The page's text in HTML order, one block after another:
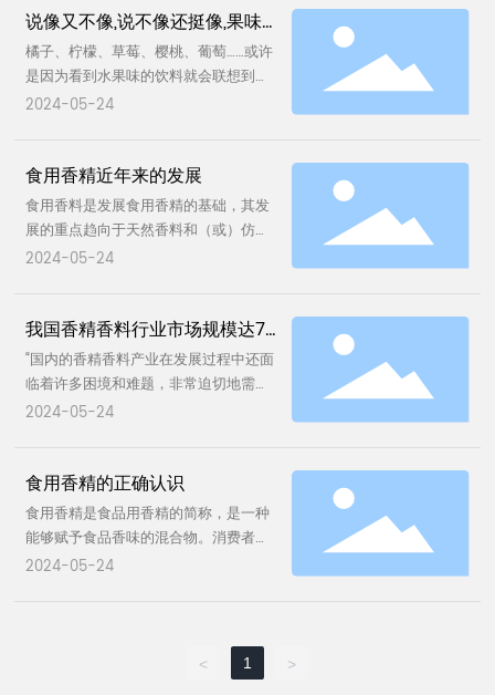
出。二氧化碳气排出时能带出香味，同
时对口腔产生一种刺激性的“辣口感”。
碳酸饮料中的果味是来自水果吗？当然
不是。其果味是由化学单体香料合成的
水果香精产生的，跟水果自然就是毫不
精是由甜橘精、辛醛、丁酸乙酯、甘
油、芳樟醇等化学原来制成的。
求来操作。在开发新品之前，香精公司
的工作人员须深入食品企业以及销售食
品的超市、商场进行调研，认真听取客
户的意见。 以果汁香精的开发为例，果
汁的开发和销售。为满足品种繁多的果
汁生产的需求，食用香精公司积极开发
果汁系列香精产品，品种包括水蜜桃香
精、橙汁香精、黑莓香精、草莓香精、
菠萝香精、苹果香精、荔枝香精、芒果
冻、冰淇淋等食品生产中用的很多的一
种香精。 人才是香精企业发展必不可少
的关键要素，只有拥有高素质的人才，
一个企业才能良性发展。为开发优质的
人才，这些人才包括调香师、食品开发
工程师、质量检验工程师和具有丰富营
销经验的业务人员。 提高香精产品质量
食用香精厂要想做大规模、增加利润，
竞争、货款久讨无望的困境。 优质的香
精应该具备这样一些特性：用料讲究、
说像又不像,说不像还挺像,果味
饮料的味道是怎么来的
橘子、柠檬、草莓、樱桃、葡萄……或许
是因为看到水果味的饮料就会联想到那
些带给我们美好记忆的天然的水果香
尝一尝。 而打开瓶盖，喝上一口之后，
脑子又一下清醒过来开始怀疑，虽然味
道可以说有9成相似，但喝到嘴里的饮
料与真正的水果对比起来，说不像又有
的发展历史 如果查看一下水果味饮料的
配料表，就会发现绝大多数都没有添加
相应的水果果汁或者果粒，而是添加的
模仿某种水果味道的人造食用香精。 人
们对天然香料的使用可以追溯到5000多
人人都喜欢天然的香气，天然的香气也
确实很丰富，但从科学和技术的角度来
讲，可以从动植物中直接提取并广泛使
用于食品的天然香料少之又少。 随着生
求使用的食用香精的品种和数量，已经
远远地超过了天然香料的种类和产量，
2024-05-24
食用香精近年来的发展
食用香料是发展食用香精的基础，其发
展的重点趋向于天然香料和（或）仿同
天然香料。国内外相继合成一大批新的
一步配制成不同香精，用于各种方便食
品、人造食品如人造牛肉、猪肉、鸡肉
和海味类食品等，促进了食品工业的发
展。 食用香精是参照天然食品的香味，
的香精。包括水果类水质和油质、奶
类、家禽类、肉类、蔬菜类、坚果类、
蜜饯类、乳化类以及酒类等各种香精，
适用于饮料、饼干、糕点、冷冻食品、
糖果、调味料、乳制品、罐头、酒等食
---统一管理与分工负责相结合。 标准
体制----分为国家标准、行业标准、地
2024-05-24
我国香精香料行业市场规模达70
0亿元
“国内的香精香料产业在发展过程中还面
临着许多困境和难题，非常迫切地需要
有政府的引导、政策的支持、社会力量
会2023年香精香料产业发展论坛暨香精
香料分会第一次年会在广西壮族自治区
南宁市举办，中国林产工业协会香精香
料分会理事长齐联在会上这样说。 此次
级地方政府相关部门负责人、业内专家
学者和企业界代表400多人参加会议，
2024-05-24
食用香精的正确认识
食用香精是食品用香精的简称，是一种
能够赋予食品香味的混合物。消费者完
全没有必要担心过量使用食用香料、香
2024-05-24
< 1 >